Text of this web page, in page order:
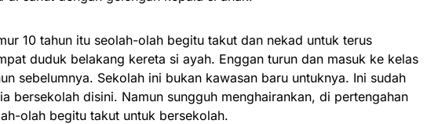
10 tahun itu seolah-olah begitu takut dan nekad untuk terus
duduk belakang kereta si ayah. Enggan turun dan masuk ke kelas
sebelumnya. Sekolah ini bukan kawasan baru untuknya. Ini sudah
bersekolah disini. Namun sungguh menghairankan, di pertengahan
olah begitu takut untuk bersekolah.